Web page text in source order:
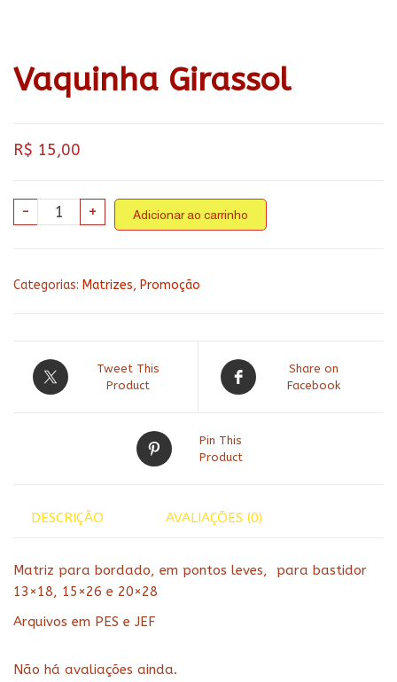
Vaquinha Girassol
R$ 15,00
-
Vaquinha
Girassol
+ Adicionar ao carrinho
Categorias: Matrizes, Promoção
Tweet This
Product
Share on
Facebook
Pin This
Product
DESCRIÇÃO AVALIAÇÕES (0)
Matriz para bordado, em pontos leves, para bastidor
13×18, 15×26 e 20×28
Arquivos em PES e JEF
Não há avaliações ainda.